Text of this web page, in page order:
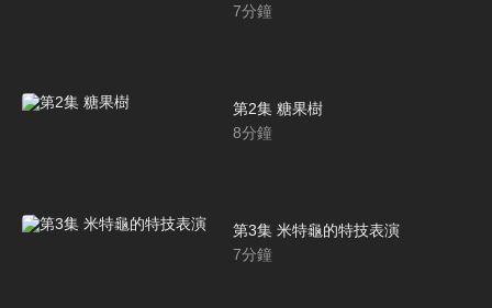
7分鐘
第2集 糖果樹
8分鐘
第3集 米特龜的特技表演
7分鐘